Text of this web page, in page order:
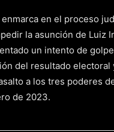
en el proceso
la asunción de Luiz
un intento de
del resultado
a los tres poderes
de 2023.